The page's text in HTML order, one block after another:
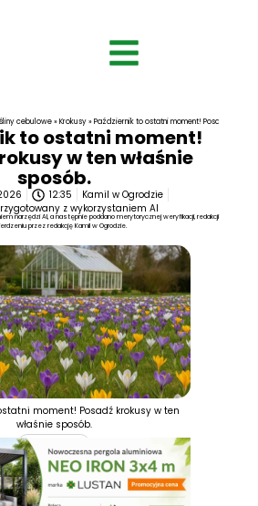
cebulowe»Krokusy»Październik to ostatni moment! Posadź
to ostatni moment!
w ten właśnie
sposób.
12:35
Kamil w Ogrodzie
z wykorzystaniem AI
narzędzi AI, a następnie poddano merytorycznej weryfikacji, redakcji
przez redakcję Kamil w Ogrodzie.
moment! Posadź krokusy w ten
właśnie sposób.
REKLAMA